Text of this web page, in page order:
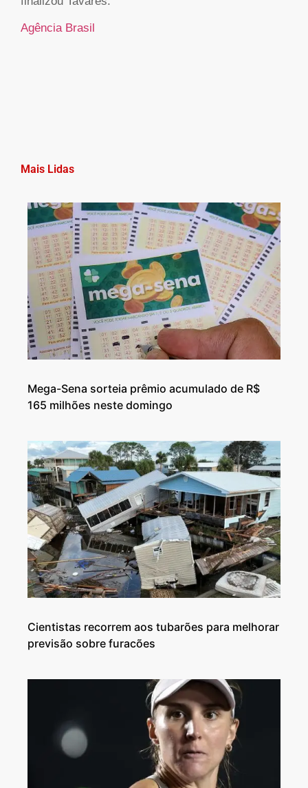
Agência Brasil
Mais Lidas
Mega-Sena sorteia prêmio acumulado de R$
165 milhões neste domingo
Cientistas recorrem aos tubarões para melhorar
previsão sobre furacões